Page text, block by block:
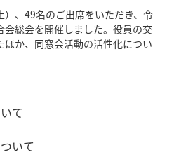
）、49名のご出席をいただき、令
総会を開催しました。役員の交
か、同窓会活動の活性化につい
て
いて